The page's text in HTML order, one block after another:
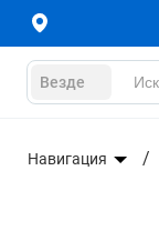
Везде
Навигация